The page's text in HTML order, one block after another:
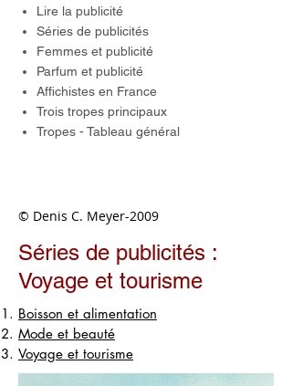
Lire la publicité
Séries de publicités
Femmes et publicité
Parfum et publicité
Affichistes en France
Trois tropes principaux
Tropes - Tableau général
© Denis C. Meyer-2009
Séries de publicités :
Voyage et tourisme
Boisson et alimentation
Mode et beauté
Voyage et tourisme